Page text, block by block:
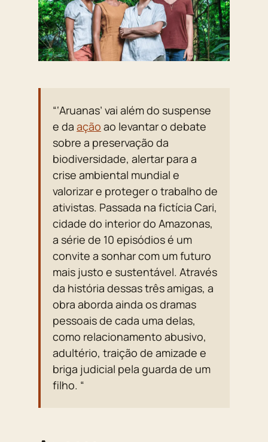
“‘Aruanas’ vai além do suspense
e da ação ao levantar o debate
sobre a preservação da
biodiversidade, alertar para a
crise ambiental mundial e
valorizar e proteger o trabalho de
ativistas. Passada na fictícia Cari,
cidade do interior do Amazonas,
a série de 10 episódios é um
convite a sonhar com um futuro
mais justo e sustentável. Através
da história dessas três amigas, a
obra aborda ainda os dramas
pessoais de cada uma delas,
como relacionamento abusivo,
adultério, traição de amizade e
briga judicial pela guarda de um
filho. “